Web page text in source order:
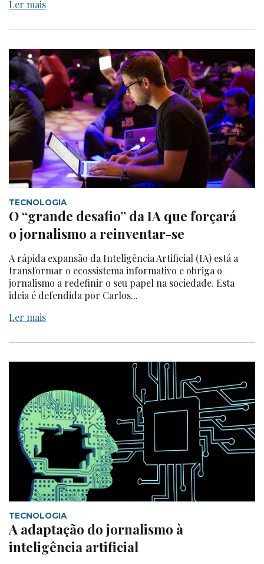
Ler mais
TECNOLOGIA
O “grande desafio” da IA que forçará
o jornalismo a reinventar-se
A rápida expansão da Inteligência Artificial (IA) está a
transformar o ecossistema informativo e obriga o
jornalismo a redefinir o seu papel na sociedade. Esta
ideia é defendida por Carlos...
Ler mais
TECNOLOGIA
A adaptação do jornalismo à
inteligência artificial